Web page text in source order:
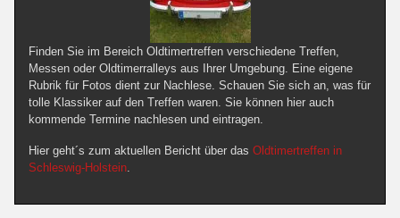
Finden Sie im Bereich Oldtimertreffen verschiedene Treffen,
Messen oder Oldtimerralleys aus Ihrer Umgebung. Eine eigene
Rubrik für Fotos dient zur Nachlese. Schauen Sie sich an, was für
tolle Klassiker auf den Treffen waren. Sie können hier auch
kommende Termine nachlesen und eintragen.
Hier geht´s zum aktuellen Bericht über das Oldtimertreffen in
Schleswig-Holstein.